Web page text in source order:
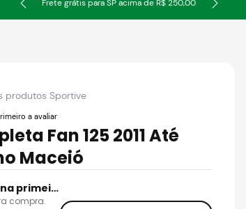
Frete grátis para SP acima de R$ 250,00
produtosSportive
a avaliar
Fan 125 2011 Até
Maceió
Cupom de 5% OFF na primeira compra
compra.